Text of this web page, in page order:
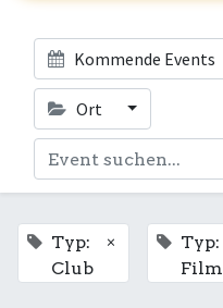
Kommende Events
Ort
Typ:
Club
×
Typ:
Film